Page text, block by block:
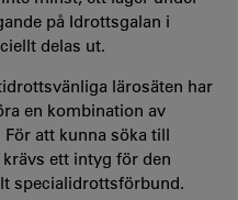
på Idrottsgalan i
delas ut.
lärosäten har
en kombination av
att kunna söka till
ett intyg för den
specialidrottsförbund.